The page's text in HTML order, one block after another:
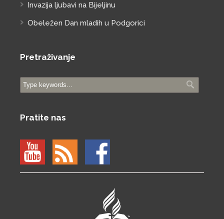
Invazija ljubavi na Bijeljinu
Obeležen Dan mladih u Podgorici
Pretraživanje
Pratite nas